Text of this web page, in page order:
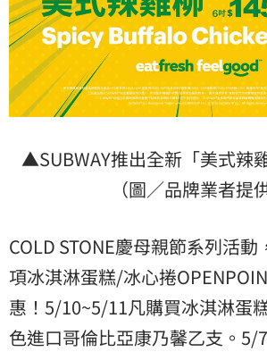
▲SUBWAY推出全新「美式辣
（圖／品牌業者提供
COLD STONE慶母親節系列活
項冰淇淋蛋糕/冰心捲
惠！5/10~5/11凡購買冰淇淋蛋
色進口哥倫比亞康乃馨乙支。5/